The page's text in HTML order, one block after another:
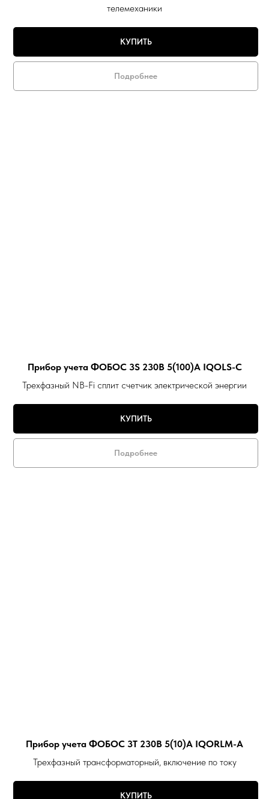
телемеханики
КУПИТЬ
Подробнее
Прибор учета ФОБОС 3S 230В 5(100)А IQOLS-C
Трехфазный NB-Fi сплит счетчик электрической энергии
КУПИТЬ
Подробнее
Прибор учета ФОБОС 3Т 230В 5(10)А IQORLM-A
Трехфазный трансформаторный, включение по току
КУПИТЬ